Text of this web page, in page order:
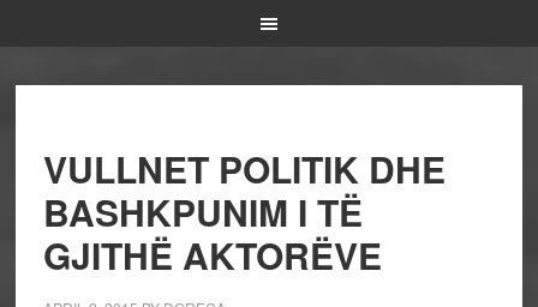
VULLNET POLITIK DHE
BASHKPUNIM I TË
GJITHË AKTORËVE